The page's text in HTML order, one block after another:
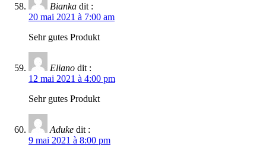
Bianka dit :
20 mai 2021 à 7:00 am
Sehr gutes Produkt
Eliano dit :
12 mai 2021 à 4:00 pm
Sehr gutes Produkt
Aduke dit :
9 mai 2021 à 8:00 pm